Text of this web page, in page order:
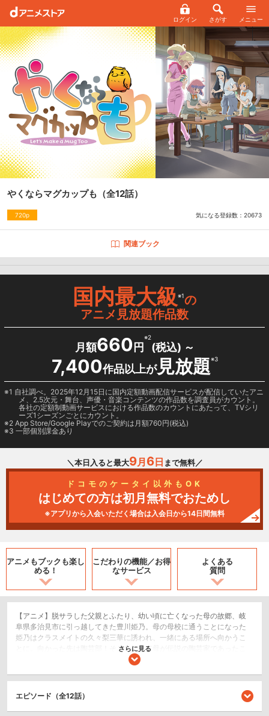
ログイン さがす メニュー
やくならマグカップも （全12話）
720p 気になる登録数： 20673
関連ブック
国内最大級※1の
アニメ見放題作品数
月額660 円
※2
(税込) ～
7,400作品以上が見放題※3
1 自社調べ。2025年12月15日に国内定額動画配信サービスが配信していたアニ
メ、2.5次元・舞台、声優・音楽コンテンツの作品数を調査員がカウント。
各社の定額制動画サービスにおける作品数のカウントにあたって、TVシリ
ーズ1シーズンごとにカウント。
2 App Store/Google Playでのご契約は月額760円(税込)
3 一部個別課金あり
＼本日入ると最大9月 6日 まで無料／
ドコモのケータイ以外もOK
はじめての方は初月無料でおためし
※アプリから入会いただく場合は入会日から14日間無料
アニメもブックも楽し
める！
こだわりの機能／お得
なサービス
よくある
質問
【アニメ】脱サラした父親とふたり、幼い頃に亡くなった母の故郷、岐
阜県多治見市に引っ越してきた豊川姫乃。母の母校に通うことになった
姫乃はクラスメイトの久々梨三華に誘われ、一緒にある場所へ向かうこ
とに。向かった先は陶芸部！そこで初めて母が伝説の陶芸家であったこ
とを知り、姫乃は陶芸の世界に引き込まれていく―。【実写】TVアニメ
乃役の田中美海、久々梨三華役の芹澤優、成瀬直子役の若井友希、青木
十子役の本泉莉奈が、舞台となった多治見市をおしゃれに紹介。
さらに見る
エピソード（全12話）